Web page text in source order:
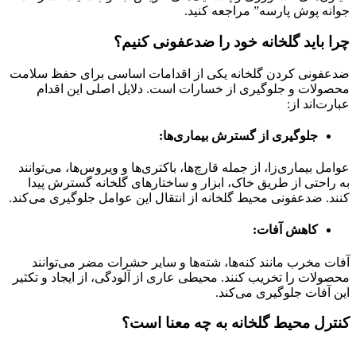
جوانه پوش پارسه” مراجعه کنید.
چرا باید گلخانه خود را ضدعفونی کنیم؟
ضدعفونی کردن گلخانه یکی از اقدامات اساسی برای حفظ سلامت
محصولات و جلوگیری از خسارات است. دلایل اصلی این اقدام
عبارت‌اند از:
جلوگیری از گسترش بیماری‌ها:
عوامل بیماری‌زا، از جمله قارچ‌ها، باکتری‌ها و ویروس‌ها، می‌توانند
به راحتی از طریق خاک، ابزار و ساختارهای گلخانه گسترش پیدا
کنند. ضدعفونی محیط گلخانه از انتقال این عوامل جلوگیری می‌کند.
کاهش آفات:
آفات مخرب مانند کنه‌ها، شته‌ها و سایر حشرات مضر می‌توانند
محصولات را تخریب کنند. محیطی عاری از آلودگی، از ایجاد و تکثیر
این آفات جلوگیری می‌کند.
کنترل محیط گلخانه به چه معنا است؟